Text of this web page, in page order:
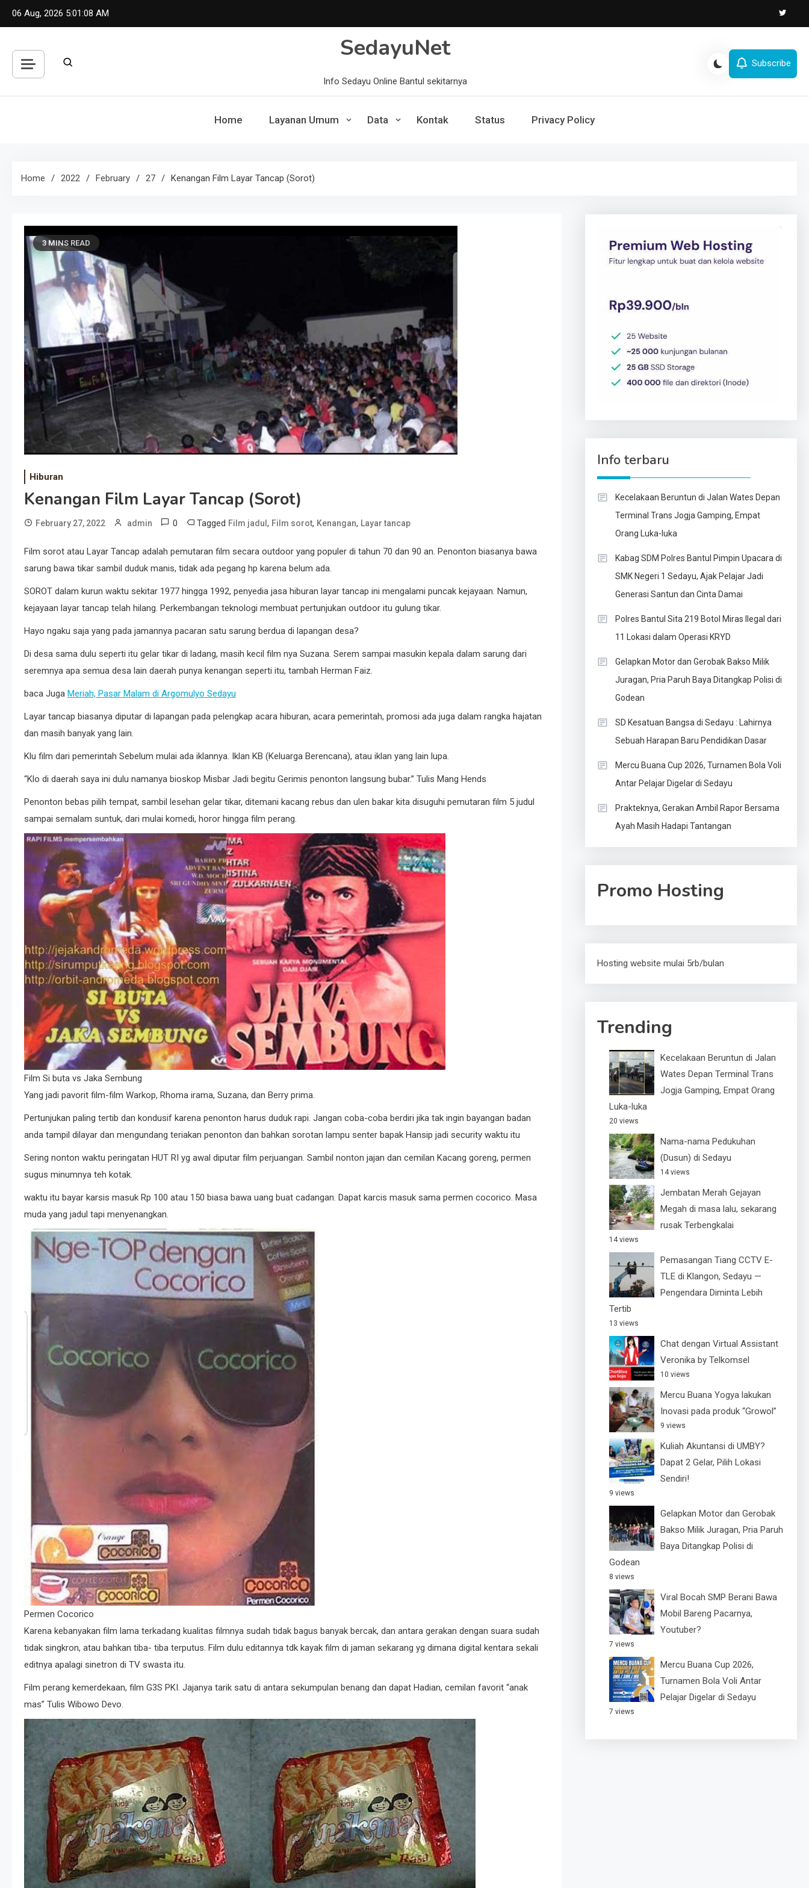
Skip
06 Aug, 2026 5:01:10 AM
SedayuNet
Info Sedayu Online Bantul sekitarnya
Subscribe
Home Layanan Umum Data Kontak Status Privacy Policy
Home 2022 February 27 Kenangan Film Layar Tancap (Sorot)
3 MINS READ
Hiburan
Kenangan Film Layar Tancap (Sorot)
February 27, 2022 admin 0 Tagged Film jadul , Film sorot, Kenangan, Layar tancap
Film sorot atau Layar Tancap adalah pemutaran film secara outdoor yang populer di tahun 70 dan 90 an. Penonton biasanya bawa
sarung bawa tikar sambil duduk manis, tidak ada pegang hp karena belum ada.
SOROT dalam kurun waktu sekitar 1977 hingga 1992, penyedia jasa hiburan layar tancap ini mengalami puncak kejayaan. Namun,
kejayaan layar tancap telah hilang. Perkembangan teknologi membuat pertunjukan outdoor itu gulung tikar.
Hayo ngaku saja yang pada jamannya pacaran satu sarung berdua di lapangan desa?
Di desa sama dulu seperti itu gelar tikar di ladang, masih kecil film nya Suzana. Serem sampai masukin kepala dalam sarung dari
seremnya apa semua desa lain daerah punya kenangan seperti itu, tambah Herman Faiz.
baca Juga Meriah, Pasar Malam di Argomulyo Sedayu
Layar tancap biasanya diputar di lapangan pada pelengkap acara hiburan, acara pemerintah, promosi ada juga dalam rangka hajatan
dan masih banyak yang lain.
Klu film dari pemerintah Sebelum mulai ada iklannya. Iklan KB (Keluarga Berencana), atau iklan yang lain lupa.
“Klo di daerah saya ini dulu namanya bioskop Misbar Jadi begitu Gerimis penonton langsung bubar.” Tulis Mang Hends
Penonton bebas pilih tempat, sambil lesehan gelar tikar, ditemani kacang rebus dan ulen bakar kita disuguhi pemutaran film 5 judul
sampai semalam suntuk, dari mulai komedi, horor hingga film perang.
Film Si buta vs Jaka Sembung
Yang jadi pavorit film-film Warkop, Rhoma irama, Suzana, dan Berry prima.
Pertunjukan paling tertib dan kondusif karena penonton harus duduk rapi. Jangan coba-coba berdiri jika tak ingin bayangan badan
anda tampil dilayar dan mengundang teriakan penonton dan bahkan sorotan lampu senter bapak Hansip jadi security waktu itu
Sering nonton waktu peringatan HUT RI yg awal diputar film perjuangan. Sambil nonton jajan dan cemilan Kacang goreng, permen
sugus minumnya teh kotak.
waktu itu bayar karsis masuk Rp 100 atau 150 biasa bawa uang buat cadangan. Dapat karcis masuk sama permen cocorico. Masa
muda yang jadul tapi menyenangkan.
Permen Cocorico
Karena kebanyakan film lama terkadang kualitas filmnya sudah tidak bagus banyak bercak, dan antara gerakan dengan suara sudah
tidak singkron, atau bahkan tiba- tiba terputus. Film dulu editannya tdk kayak film di jaman sekarang yg dimana digital kentara sekali
editnya apalagi sinetron di TV swasta itu.
Film perang kemerdekaan, film G3S PKI. Jajanya tarik satu di antara sekumpulan benang dan dapat Hadian, cemilan favorit “anak
mas” Tulis Wibowo Devo.
Info terbaru
Kecelakaan Beruntun di Jalan Wates Depan
Terminal Trans Jogja Gamping, Empat
Orang Luka-luka
Kabag SDM Polres Bantul Pimpin Upacara di
SMK Negeri 1 Sedayu, Ajak Pelajar Jadi
Generasi Santun dan Cinta Damai
Polres Bantul Sita 219 Botol Miras Ilegal dari
11 Lokasi dalam Operasi KRYD
Gelapkan Motor dan Gerobak Bakso Milik
Juragan, Pria Paruh Baya Ditangkap Polisi di
Godean
SD Kesatuan Bangsa di Sedayu : Lahirnya
Sebuah Harapan Baru Pendidikan Dasar
Mercu Buana Cup 2026, Turnamen Bola Voli
Antar Pelajar Digelar di Sedayu
Prakteknya, Gerakan Ambil Rapor Bersama
Ayah Masih Hadapi Tantangan
Promo Hosting
Hosting website mulai 5rb/bulan
Trending
Kecelakaan Beruntun di Jalan
Wates Depan Terminal Trans
Jogja Gamping, Empat Orang
Luka-luka
20 views
Nama-nama Pedukuhan
(Dusun) di Sedayu
14 views
Jembatan Merah Gejayan
Megah di masa lalu, sekarang
rusak Terbengkalai
14 views
Pemasangan Tiang CCTV E-
TLE di Klangon, Sedayu —
Pengendara Diminta Lebih
Tertib
13 views
Chat dengan Virtual Assistant
Veronika by Telkomsel
10 views
Mercu Buana Yogya lakukan
Inovasi pada produk “Growol”
9 views
Kuliah Akuntansi di UMBY?
Dapat 2 Gelar, Pilih Lokasi
Sendiri!
9 views
Gelapkan Motor dan Gerobak
Bakso Milik Juragan, Pria Paruh
Baya Ditangkap Polisi di
Godean
8 views
Viral Bocah SMP Berani Bawa
Mobil Bareng Pacarnya,
Youtuber?
7 views
Mercu Buana Cup 2026,
Turnamen Bola Voli Antar
Pelajar Digelar di Sedayu
7 views